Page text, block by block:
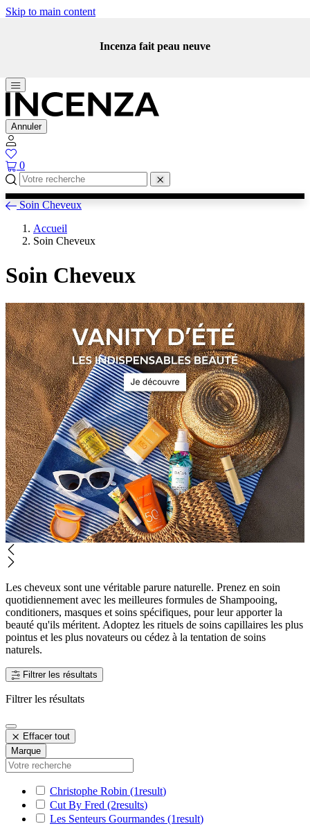
Skip to main content
Incenza fait peau neuve
Annuler
0
Soin Cheveux
Accueil
Soin Cheveux
Soin Cheveux
Les cheveux sont une véritable parure naturelle. Prenez en soin
quotidiennement avec les meilleures formules de Shampooing,
conditioners, masques et soins spécifiques, pour leur apporter la
beauté qu'ils méritent. Adoptez les rituels de soins capillaires les plus
pointus et les plus novateurs ou cédez à la tentation de soins
naturels.
Filtrer les résultats
Filtrer les résultats
Effacer tout
Marque
Christophe Robin (1result)
Cut By Fred (2results)
Les Senteurs Gourmandes (1result)